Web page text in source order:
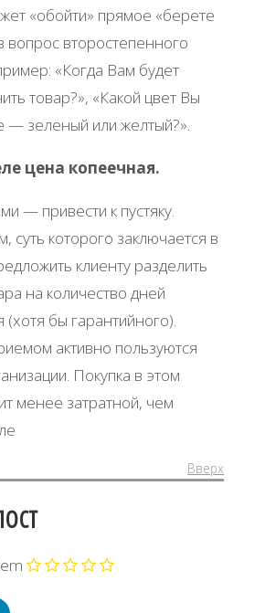
«обойти» прямое «берете
вопрос второстепенного
«Когда Вам будет
товар?», «Какой цвет Вы
— зеленый или желтый?».
цена копеечная.
— привести к пустяку.
которого заключается в
клиенту разделить
на количество дней
(хотя бы гарантийного).
активно пользуются
Покупка в этом
менее затратной, чем
Вверх